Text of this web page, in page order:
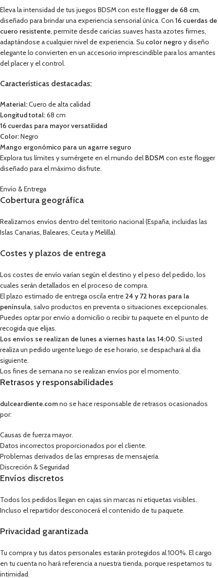
Eleva la intensidad de tus juegos BDSM con esteflogger de 68 cm,
diseñado para brindar una experiencia sensorial única. Con 16 cuerdas de
cuero resistente, permite desde caricias suaves hasta azotes firmes,
adaptándose a cualquier nivel de experiencia. Su color negro y diseño
elegante lo convierten en un accesorio imprescindible para los amantes
del placer y el control.
Características destacadas:
Material:Cuero de alta calidad
Longitud total:68 cm
16 cuerdas para mayor versatilidad
Color:Negro
Mango ergonómico para un agarre seguro
Explora tus límites y sumérgete en el mundo del BDSM con este flogger
diseñado para el máximo disfrute.
Envío & Entrega
Cobertura geográfica
Realizamos envíos dentro del territorio nacional (España, incluidas las
Islas Canarias, Baleares, Ceuta y Melilla).
Costes y plazos de entrega
Los costes de envío varían según el destino y el peso del pedido, los
cuales serán detallados en el proceso de compra.
El plazo estimado de entrega oscila entre 24 y 72 horas para la
península, salvo productos en preventa o situaciones excepcionales.
Puedes optar por envío a domicilio o recibir tu paquete en el punto de
recogida que elijas.
Los envíos se realizan de lunes a viernes hasta las 14:00. Si usted
realiza un pedido urgente luego de ese horario, se despachará al día
siguiente.
Los fines de semana no se realizan envíos por el momento.
Retrasos y responsabilidades
dulceardiente.comno se hace responsable de retrasos ocasionados
por:
Causas de fuerza mayor.
Datos incorrectos proporcionados por el cliente.
Problemas derivados de las empresas de mensajería.
Discreción & Seguridad
Envíos discretos
Todos los pedidos llegan en cajas sin marcas ni etiquetas visibles.
Incluso el repartidor desconocerá el contenido de tu paquete.
Privacidad garantizada
Tu compra y tus datos personales estarán protegidos al 100%. El cargo
en tu cuenta no hará referencia a nuestra tienda, porque respetamos tu
intimidad.